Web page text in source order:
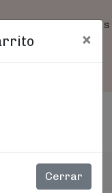
Agendas
×
Cerrar
SUB-TOTAL